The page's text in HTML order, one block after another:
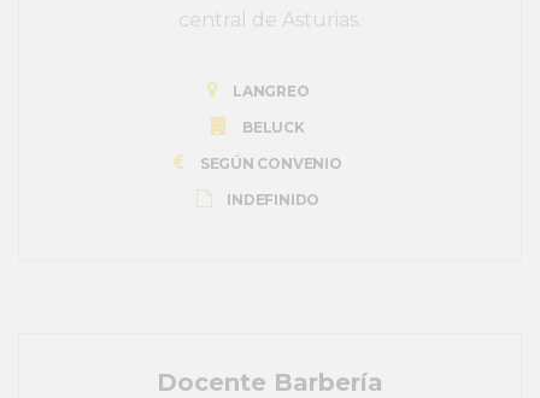
central de Asturias.
LANGREO
BELUCK
SEGÚN CONVENIO
INDEFINIDO
Docente Barbería